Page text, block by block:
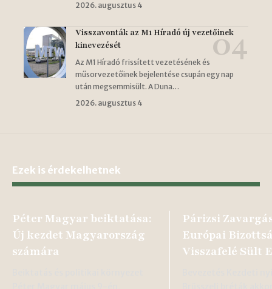
2026. augusztus 4
Visszavonták az M1 Híradó új vezetőinek
kinevezését
Az M1 Híradó frissített vezetésének és
műsorvezetőinek bejelentése csupán egy nap
után megsemmisült. A Duna…
2026. augusztus 4
Ezek is érdekelhetnek
Péter Magyar beiktatása:
Új kezdet Magyarország
számára
Párizsi
Európai
Visszafelé Sült